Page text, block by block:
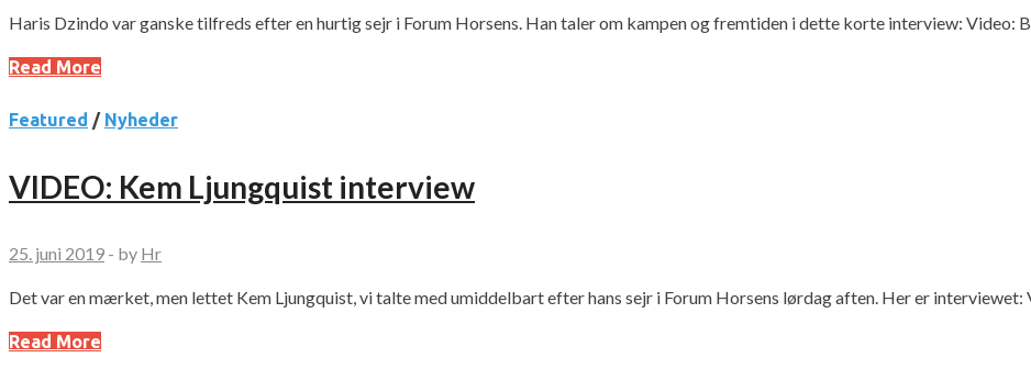
Haris Dzindo var ganske tilfreds efter en hurtig sejr i Forum Horsens. Han taler om kampen og fremtiden i dette korte interview: Video:
Read More
Featured / Nyheder
VIDEO: Kem Ljungquist interview
25. juni 2019 - by Hr
Det var en mærket, men lettet Kem Ljungquist, vi talte med umiddelbart efter hans sejr i Forum Horsens lørdag aften. Her er interviewet:
Read More